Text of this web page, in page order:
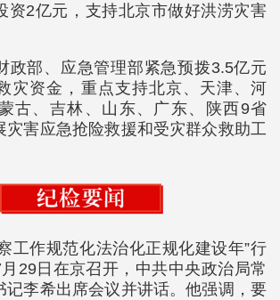
资2亿元，支持北京市做好洪涝灾害
政部、应急管理部紧急预拨3.5亿元
灾资金，重点支持北京、天津、河
古、吉林、山东、广东、陕西9省
灾害应急抢险救援和受灾群众救助工
工作规范化法治化正规化建设年”行
29日在京召开，中共中央政治局常
记李希出席会议并讲话。他强调，要